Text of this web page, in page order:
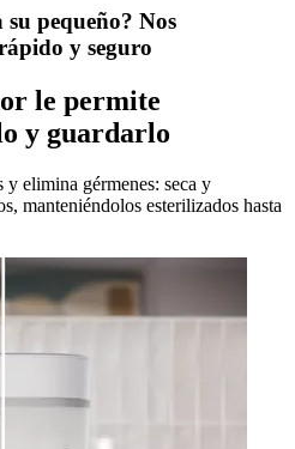
pequeño? Nos
y seguro
le permite
y guardarlo
elimina gérmenes: seca y
manteniéndolos esterilizados hasta